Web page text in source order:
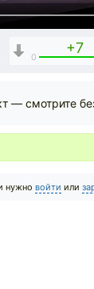
+7
0
— смотрите
нужно войти или